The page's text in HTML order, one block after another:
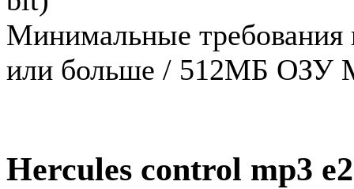
Минимальные
или больше / 512МБ ОЗУ
Hercules control mp3